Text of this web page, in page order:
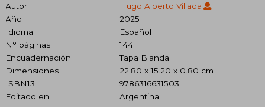
Autor
Hugo Alberto Villada
Año
2025
Idioma
Español
N° páginas
144
Encuadernación
Tapa Blanda
Dimensiones
22.80 x 15.20 x 0.80 cm
ISBN13
9786316631503
Editado en
Argentina